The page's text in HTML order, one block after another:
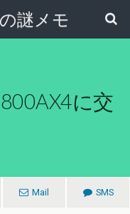
謎メモ
に交
Mail SMS